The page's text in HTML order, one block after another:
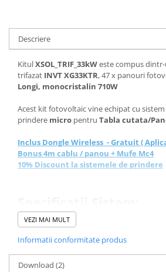
Descriere
KitulXSOL_TRIF_33kWeste compus
trifazat INVT XG33KTR, 47 x panouri
Longi, monocristalin 710W
Acest kit fotovoltaic vine echipat cu
prindere micro pentru Tabla cutata/
Inclus Dongle Wireless - Gratuit (
Bonus 4m cablu / panou + Mufe Mc4
10% Discount la sistemele de prindere
*Panou fotovoltaic
Longi, monocristalin,
VEZI MAI MULT
Informatii conformitate produs
Download (2)